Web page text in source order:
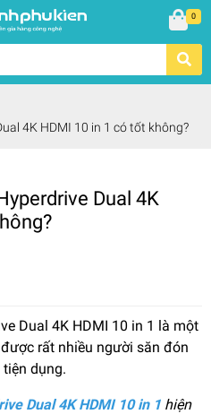
0
4K HDMI 10 in 1 có tốt không?
Dual 4K
Dual 4K HDMI 10 in 1 là một
rất nhiều người săn đón
dụng.
Dual 4K HDMI 10 in 1 hiện